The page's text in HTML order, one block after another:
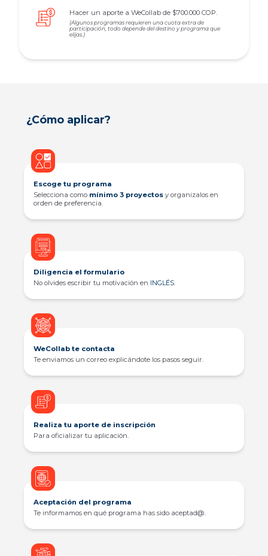
Hacer un aporte a WeCollab de $700.000 COP.
(Algunos programas requieren una cuota extra de
participación, todo depende del destino y programa que
elijas.)
¿Cómo aplicar?
Escoge tu programa
Selecciona como mínimo 3 proyectos y organizalos en
orden de preferencia.
Diligencia el formulario
No olvides escribir tu motivación en INGLÉS
WeCollab te contacta
Te enviamos un correo explicándote los pasos seguir.
Realiza tu aporte de inscripción
Para oficializar tu aplicación.
Aceptación del programa
Te informamos en qué programa has sido aceptad@.